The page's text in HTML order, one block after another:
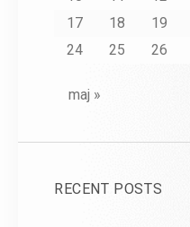
17
18 19
24
25 26
maj »
RECENT POSTS